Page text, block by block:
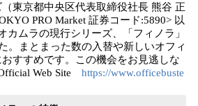
東京都中央区代表取締役社⻑ 熊⾕ 正
PRO Market 証券コード:5890> 以
カムラの現行シリーズ、「フィノラ」
。まとまった数の入替や新しいオフィ
すすめです。この機会をお⾒逃しな
Web Site https://www.officebuste